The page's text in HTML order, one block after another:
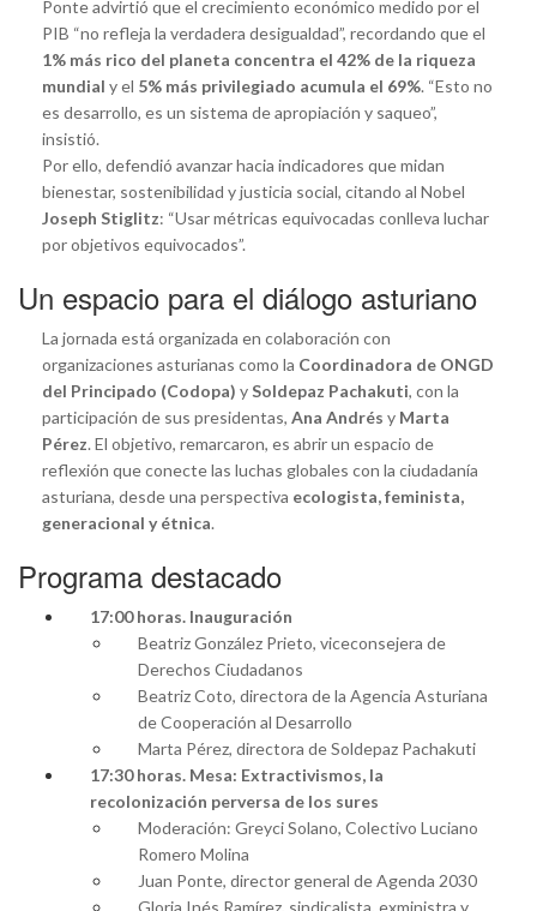
Ponte advirtió que el crecimiento económico medido por el
PIB “no refleja la verdadera desigualdad”, recordando que el
1% más rico del planeta concentra el 42% de la riqueza
mundial y el 5% más privilegiado acumula el 69%. “Esto no
es desarrollo, es un sistema de apropiación y saqueo”,
insistió.
Por ello, defendió avanzar hacia indicadores que midan
bienestar, sostenibilidad y justicia social, citando al Nobel
Joseph Stiglitz: “Usar métricas equivocadas conlleva luchar
por objetivos equivocados”.
Un espacio para el diálogo asturiano
La jornada está organizada en colaboración con
organizaciones asturianas como la Coordinadora de ONGD
del Principado (Codopa) ySoldepaz Pachakuti, con la
participación de sus presidentas, Ana Andrés y Marta
Pérez. El objetivo, remarcaron, es abrir un espacio de
reflexión que conecte las luchas globales con la ciudadanía
asturiana, desde una perspectiva ecologista, feminista,
generacional y étnica.
Programa destacado
17:00 horas. Inauguración
Beatriz González Prieto, viceconsejera de
Derechos Ciudadanos
Beatriz Coto, directora de la Agencia Asturiana
de Cooperación al Desarrollo
Marta Pérez, directora de Soldepaz Pachakuti
17:30 horas. Mesa: Extractivismos, la
recolonización perversa de los sures
Moderación: Greyci Solano, Colectivo Luciano
Romero Molina
Juan Ponte, director general de Agenda 2030
Gloria Inés Ramírez, sindicalista, exministra y